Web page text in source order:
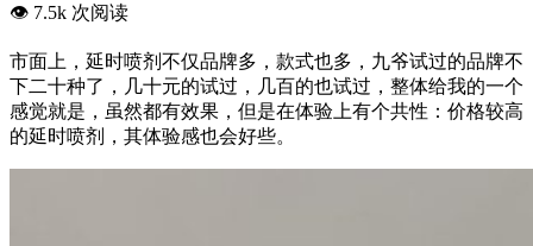
👁️ 7.5k 次阅读
市面上，延时喷剂不仅品牌多，款式也多，九爷试过的品牌不
下二十种了，几十元的试过，几百的也试过，整体给我的一个
感觉就是，虽然都有效果，但是在体验上有个共性：价格较高
的延时喷剂，其体验感也会好些。